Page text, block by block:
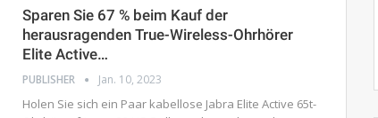
Sparen Sie 67 % beim Kauf der
herausragenden True-Wireless-Ohrhörer
Elite Active…
PUBLISHER Jan. 10, 2023
Holen Sie sich ein Paar kabellose Jabra Elite Active 65t-